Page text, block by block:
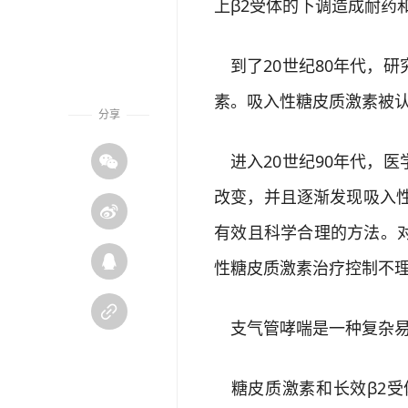
分享




上β2受体的下调造成耐药
到了20世纪80年代，研
素。吸入性糖皮质激素被
进入20世纪90年代，医
改变，并且逐渐发现吸入
有效且科学合理的方法。
性糖皮质激素治疗控制不
支气管哮喘是一种复杂
糖皮质激素和长效β2受